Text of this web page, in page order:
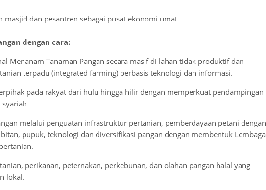
masjid dan pesantren sebagai pusat ekonomi umat.
dengan cara:
Menanam Tanaman Pangan secara masif di lahan tidak produktif dan
terpadu (integrated farming) berbasis teknologi dan informasi.
pada rakyat dari hulu hingga hilir dengan memperkuat pendampingan
syariah.
melalui penguatan infrastruktur pertanian, pemberdayaan petani dengan
pupuk, teknologi dan diversifikasi pangan dengan membentuk Lembaga
perikanan, peternakan, perkebunan, dan olahan pangan halal yang
lokal.